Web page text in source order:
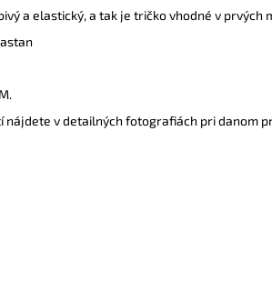
a elastický, a tak je tričko vhodné v prvých
nájdete v detailných fotografiách pri danom